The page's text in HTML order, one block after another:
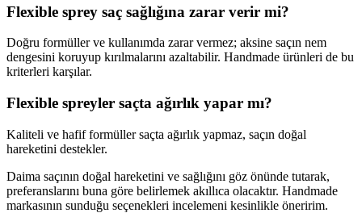
Flexible sprey saç sağlığına zarar verir mi?
Doğru formüller ve kullanımda zarar vermez; aksine saçın nem
dengesini koruyup kırılmalarını azaltabilir. Handmade ürünleri de bu
kriterleri karşılar.
Flexible spreyler saçta ağırlık yapar mı?
Kaliteli ve hafif formüller saçta ağırlık yapmaz, saçın doğal
hareketini destekler.
Daima saçının doğal hareketini ve sağlığını göz önünde tutarak,
preferanslarını buna göre belirlemek akıllıca olacaktır. Handmade
markasının sunduğu seçenekleri incelemeni kesinlikle öneririm.